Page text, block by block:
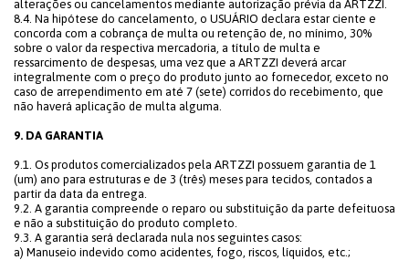
alterações ou cancelamentos mediante autorização prévia da ARTZZI.
8.4. Na hipótese do cancelamento, o USUÁRIO declara estar ciente e
concorda com a cobrança de multa ou retenção de, no mínimo, 30%
sobre o valor da respectiva mercadoria, a título de multa e
ressarcimento de despesas, uma vez que a ARTZZI deverá arcar
integralmente com o preço do produto junto ao fornecedor, exceto no
caso de arrependimento em até 7 (sete) corridos do recebimento, que
não haverá aplicação de multa alguma.
9. DA GARANTIA
9.1. Os produtos comercializados pela ARTZZI possuem garantia de 1
(um) ano para estruturas e de 3 (três) meses para tecidos, contados a
partir da data da entrega.
9.2. A garantia compreende o reparo ou substituição da parte defeituosa
e não a substituição do produto completo.
9.3. A garantia será declarada nula nos seguintes casos:
a) Manuseio indevido como acidentes, fogo, riscos, líquidos, etc.;